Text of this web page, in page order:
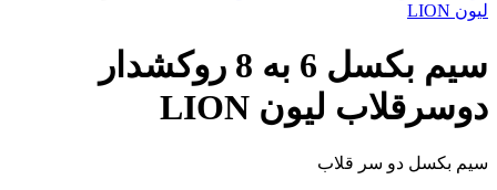
لیون LION
سیم بکسل 6 به 8 روکشدار
دوسرقلاب لیون LION
سیم بکسل دو سر قلاب